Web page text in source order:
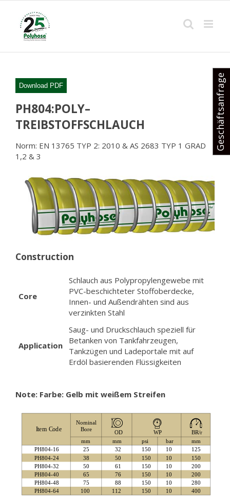
content
Download PDF
PH804:POLY–
TREIBSTOFFSCHLAUCH
Norm: EN 13765 TYP 2: 2010 & AS 2683 TYP 1 GRAD
1,2 & 3
Construction
Core
Schlauch aus Polypropylengewebe mit
PVC-beschichteter Stoffoberdecke,
Innen- und Außendrähten sind aus
verzinkten Stahl
Application
Saug- und Druckschlauch speziell für
Betanken von Tankfahrzeugen,
Tankzügen und Ladeportale mit auf
Erdöl basierenden Flüssigkeiten
Note: Farbe: Gelb mit weißem Streifen
Geschäftsanfrage